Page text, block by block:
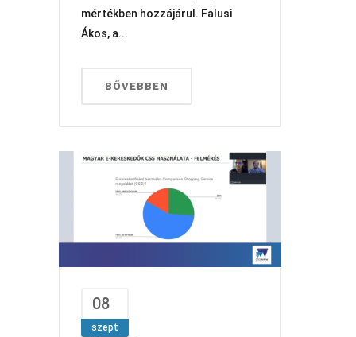
mértékben hozzájárul. Falusi
Ákos, a...
BŐVEBBEN
08
szept